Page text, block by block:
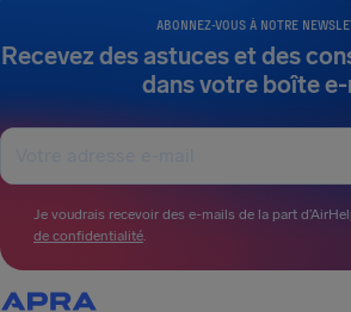
ABONNEZ-VOUS À NOTRE
Recevez des astuces et des
dans votre boîte
Je voudrais recevoir des e-mails de la part
de confidentialité.